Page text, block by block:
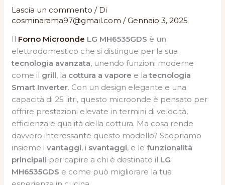
Lascia un commento / Di
cosminarama97@gmail.com/Gennaio 3, 2025
Il Forno Microonde LG MH6535GDS è un
elettrodomestico che si distingue per la sua
tecnologia avanzata, unendo funzioni moderne
come il grill, la cottura a vapore e latecnologia
Smart Inverter. Con un design elegante e una
capacità di 25 litri, questo microonde è pensato per
offrire prestazioni elevate in termini di velocità,
efficienza e qualità della cottura. Ma cosa rende
davvero interessante questo modello? Scopriamo
insieme ivantaggi, i svantaggi, e lefunzionalità
principali per capire a chi è destinato il LG
MH6535GDS e come può migliorare la tua